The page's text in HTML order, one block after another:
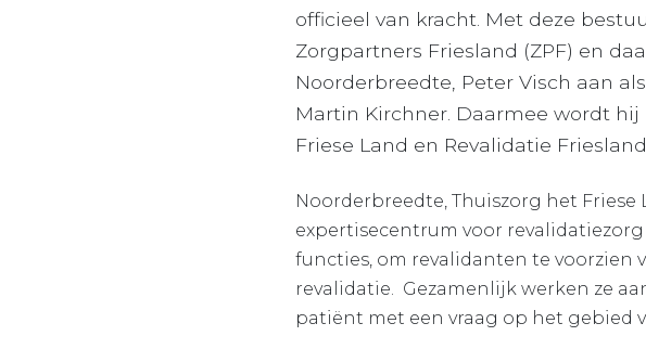
officieel van kracht. Met deze
Zorgpartners Friesland (ZPF) en
Noorderbreedte, Peter Visch aan
Martin Kirchner. Daarmee wordt
Friese Land en Revalidatie Friesland.
Noorderbreedte, Thuiszorg het
expertisecentrum voor
functies, om revalidanten te
revalidatie. Gezamenlijk werken ze
patiënt met een vraag op het gebied